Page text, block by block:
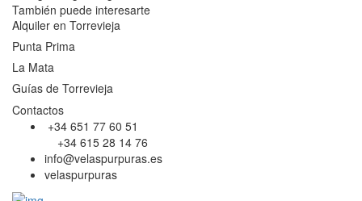
También puede interesarte
Alquiler en Torrevieja
Punta Prima
La Mata
Guías de Torrevieja
Contactos
+34 651 77 60 51
+34 615 28 14 76
info@velaspurpuras.es
velaspurpuras